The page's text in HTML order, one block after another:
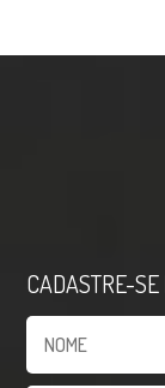
CADASTRE-